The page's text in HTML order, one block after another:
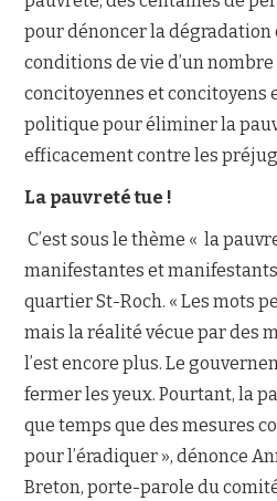
pour dénoncer la dégradation
conditions de vie d’un
concitoyennes et concitoyens
politique pour éliminer la
efficacement contre les
La pauvreté tue !
C’est sous le thème « la
manifestantes et
quartier St-Roch. « Les mots
mais la réalité vécue par des
l’est encore plus. Le
fermer les yeux. Pourtant, la
que temps que des mesures
pour l’éradiquer », dénonce
Breton, porte-parole du